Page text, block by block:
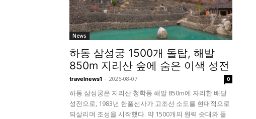
News
하동 삼성궁 1500개 돌탑, 해발
850m 지리산 숲에 숨은 이색 성전
travelnews1 - 2026-08-07 0
하동 삼성궁은 지리산 청학동 해발 850m에 자리한 배달
성전으로, 1983년 한풀선사가 고조선 소도를 현대적으로
되살리며 조성을 시작했다. 약 1500개의 원력 솟대와 돌